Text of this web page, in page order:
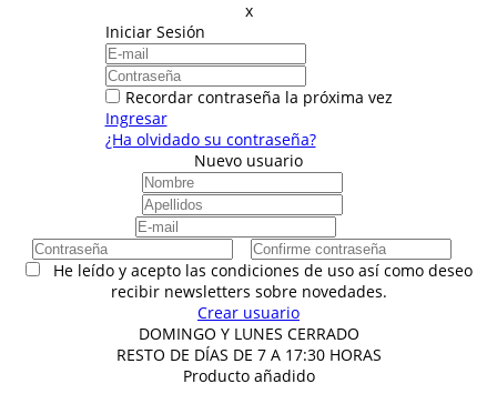
x
Iniciar Sesión
Recordar contraseña la próxima vez
Ingresar
¿Ha olvidado su contraseña?
Nuevo usuario
He leído y acepto las condiciones de uso así como deseo
recibir newsletters sobre novedades.
Crear usuario
DOMINGO Y LUNES CERRADO
RESTO DE DÍAS DE 7 A 17:30 HORAS
Producto añadido